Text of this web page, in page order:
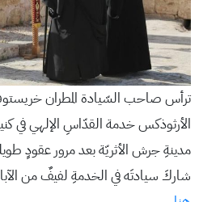
ترأس صاحب السّيادة المطران
الأرثوذكس خدمة القدّاسِ الإلهي في
مدينةِ جرش الأثريّة بعد مرور عقودٍ
شاركَ سيادتَه في الخدمةِ لفيفٌ من